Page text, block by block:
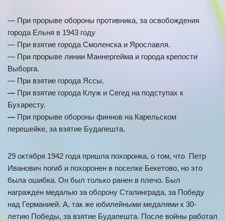
— При прорыве обороны противника, за освобождения
города Ельня в 1943 году
— При взятие города Смоленска и Ярославля.
— При прорыве линии Маннергейма и города крепости
Выборга.
— При взятие города Яссы.
— При взятие города Клуж и Сегед на подступах к
Бухаресту.
— При прорыве обороны финнов на Карельском
перешейке, за взятие Будапешта.
29 октября 1942 года пришла похоронка, о том, что Петр
Иванович погиб и похоронен в поселке Бекетово, но это
была ошибка. Он был только ранен в плечо. Был
награжден медалью за оборону Сталинграда, за Победу
над Германией. А, так же юбилейными медалями к 30-
летию Победы, за взятие Будапешта. После войны работал